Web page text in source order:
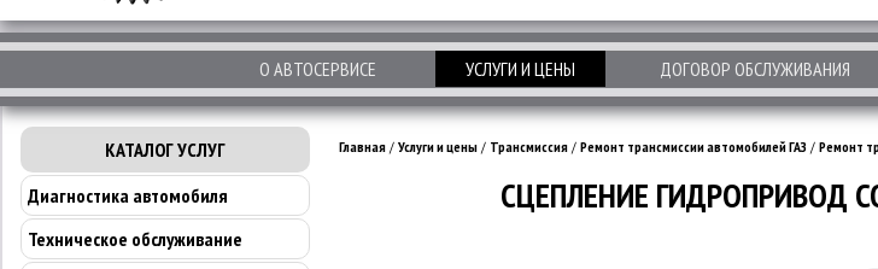
О АВТОСЕРВИСЕ УСЛУГИ И ЦЕНЫ ДОГОВОР ОБСЛУЖИВАНИЯ
КАТАЛОГ УСЛУГ
Диагностика автомобиля
Техническое обслуживание
Главная / Услуги и цены / Трансмиссия / Ремонт трансмиссии автомобилей ГАЗ / Ремонт
СЦЕПЛЕНИЕ ГИДРОПРИВОД